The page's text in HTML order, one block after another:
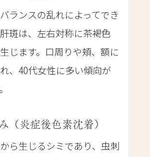
ランスの乱れによってでき
斑は、左右対称に茶褐色
じます。口周りや頬、額に
、40代女性に多い傾向が
（炎症後色素沈着）
ら生じるシミであり、虫刺